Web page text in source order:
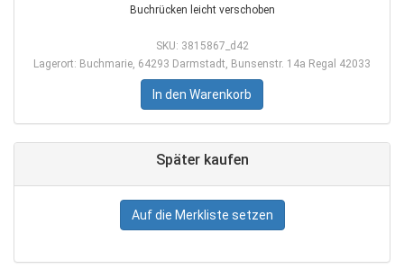
Buchrücken leicht verschoben
SKU: 3815867_d42
Lagerort: Buchmarie, 64293 Darmstadt, Bunsenstr. 14a Regal 42033
In den Warenkorb
Später kaufen
Auf die Merkliste setzen